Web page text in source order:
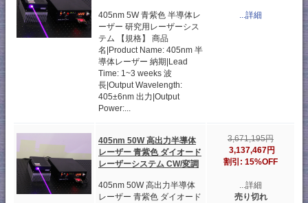
405nm 5W 青紫色 半導体レ
ーザー 研究用レーザーシス
テム 【規格】 商品
名|Product Name: 405nm 半
導体レーザー 納期|Lead
Time: 1~3 weeks 波
長|Output Wavelength:
405±6nm 出力|Output
Power:...
...詳細
405nm 50W 高出力半導体
レーザー 青紫色 ダイオード
レーザーシステム CW/変調
405nm 50W 高出力半導体
レーザー 青紫色 ダイオード
3,671,195円
3,137,467円
割引: 15%OFF
...詳細
売り切れ